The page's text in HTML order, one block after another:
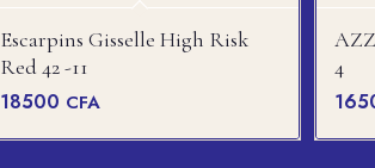
Escarpins Gisselle High Risk
Red 42 -11
18500 CFA
4